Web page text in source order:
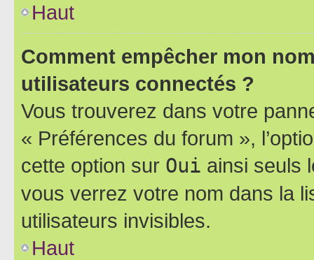
Haut
Comment empêcher mon
utilisateurs connectés ?
Vous trouverez dans votre
« Préférences du forum »,
cette option sur Oui ainsi seuls
vous verrez votre nom dans la
utilisateurs invisibles.
Haut